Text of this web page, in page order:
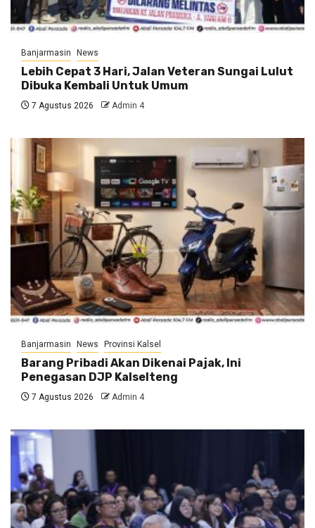
Banjarmasin News
Lebih Cepat 3 Hari, Jalan Veteran Sungai Lulut
Dibuka Kembali Untuk Umum
7 Agustus 2026 Admin 4
Banjarmasin News Provinsi Kalsel
Barang Pribadi Akan Dikenai Pajak, Ini
Penegasan DJP Kalselteng
7 Agustus 2026 Admin 4